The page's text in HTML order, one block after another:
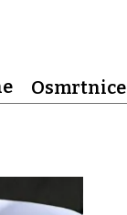
Osmrtnice